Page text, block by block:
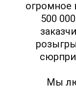
огромное
500
Мы